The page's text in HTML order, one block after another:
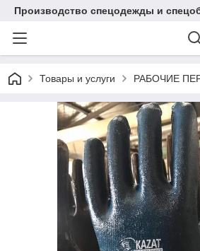
Производство спецодежды и
Товары и услуги РАБОЧИЕ